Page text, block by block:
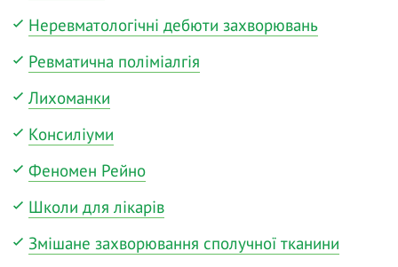
Неревматологічні дебюти захворювань
Ревматична поліміалгія
Лихоманки
Консиліуми
Феномен Рейно
Школи для лікарів
Змішане захворювання сполучної тканини